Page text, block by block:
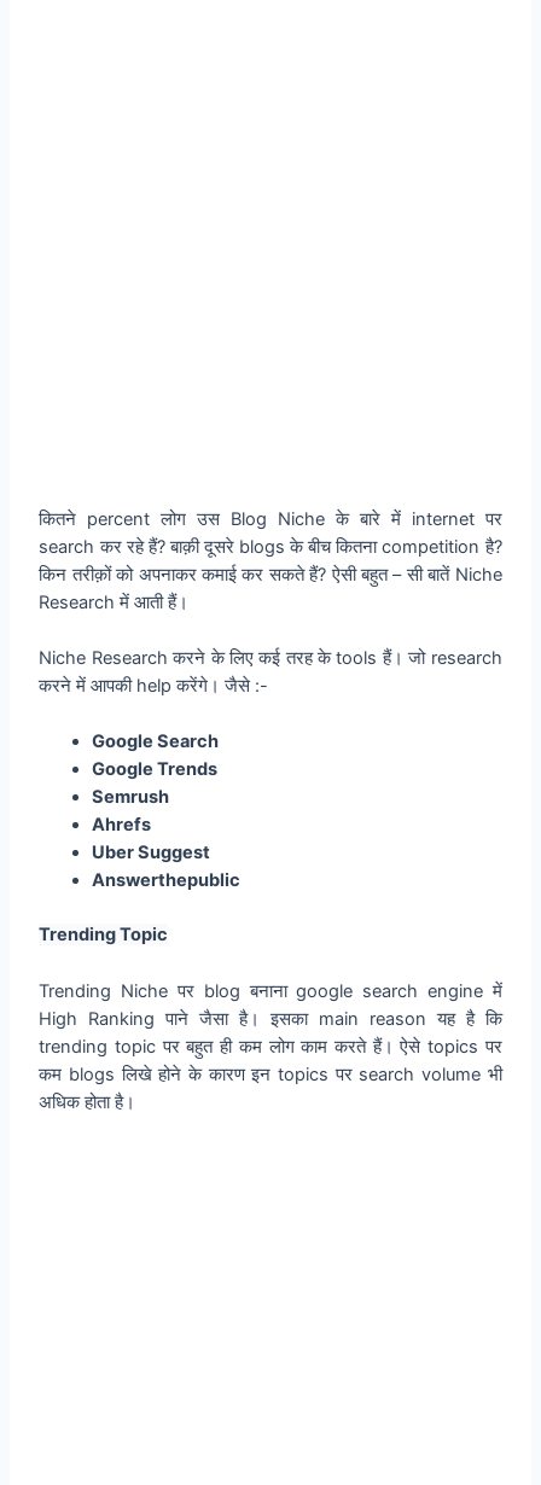
कितने percent लोग उस Blog Niche के बारे में internet पर
search कर रहे हैं? बाक़ी दूसरे blogs के बीच कितना competition है?
किन तरीक़ों को अपनाकर कमाई कर सकते हैं? ऐसी बहुत – सी बातें Niche
Research में आती हैं।
Niche Research करने के लिए कई तरह के tools हैं। जो research
करने में आपकी help करेंगे। जैसे :-
Google Search
Google Trends
Semrush
Ahrefs
Uber Suggest
Answerthepublic
Trending Topic
Trending Niche पर blog बनाना google search engine में
High Ranking पाने जैसा है। इसका main reason यह है कि
trending topic पर बहुत ही कम लोग काम करते हैं। ऐसे topics पर
कम blogs लिखे होने के कारण इन topics पर search volume भी
अधिक होता है।